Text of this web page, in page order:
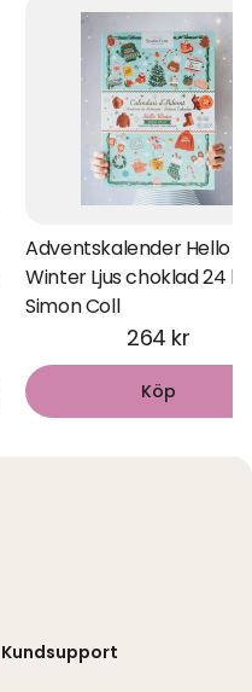
Adventskalender Hello
Winter Ljus choklad 24
Simon Coll
264 kr
Köp
Kundsupport